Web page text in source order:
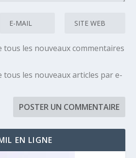
tous les nouveaux commentaires
tous les nouveaux articles par e-
EN LIGNE